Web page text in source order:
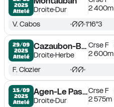
2025
Attelé
DroiteDur
2 400m
V. Cabos 1'16''3
29/09
2025
Attelé
Cazaubon-Barbotan
DroiteHerbe
Crse F
2 600m
F. Clozier
15/09
2025
Attelé
Agen-Le Passage
DroiteDur
Crse F
2 575m